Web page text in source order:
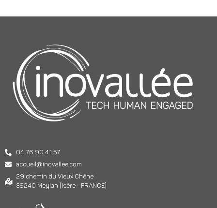
04 76 90 41 57
accueil@inovallee.com
29 chemin du Vieux Chêne
38240 Meylan (Isère - FRANCE)